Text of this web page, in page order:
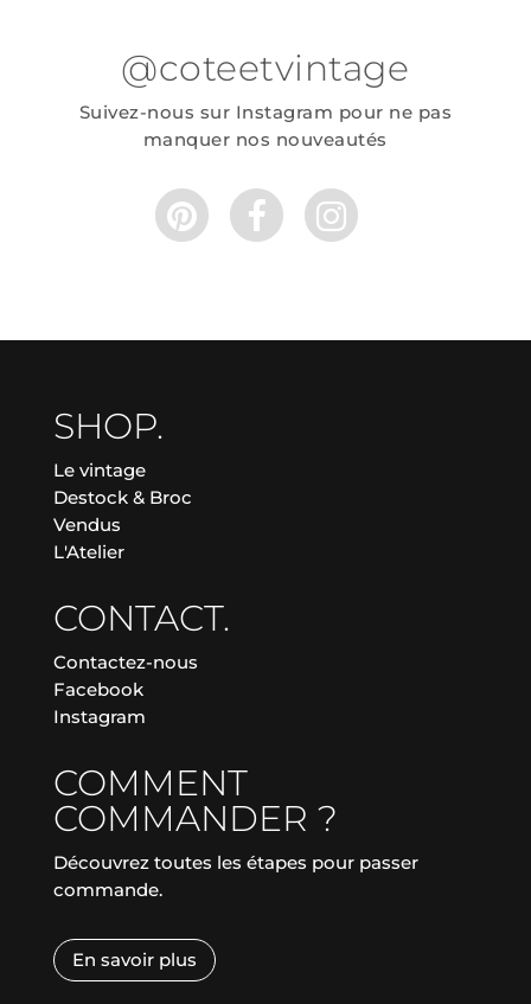
@coteetvintage
Suivez-nous sur Instagram pour ne pas
manquer nos nouveautés
SHOP.
Le vintage
Destock & Broc
Vendus
L'Atelier
CONTACT.
Contactez-nous
Facebook
Instagram
COMMENT
COMMANDER ?
Découvrez toutes les étapes pour passer
commande.
En savoir plus